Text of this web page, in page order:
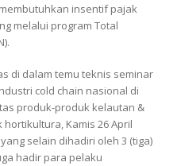
insentif pajak
melalui program Total
di dalam temu teknis seminar
cold chain nasional di
produk-produk kelautan &
Kamis 26 April
selain dihadiri oleh 3 (tiga)
hadir para pelaku